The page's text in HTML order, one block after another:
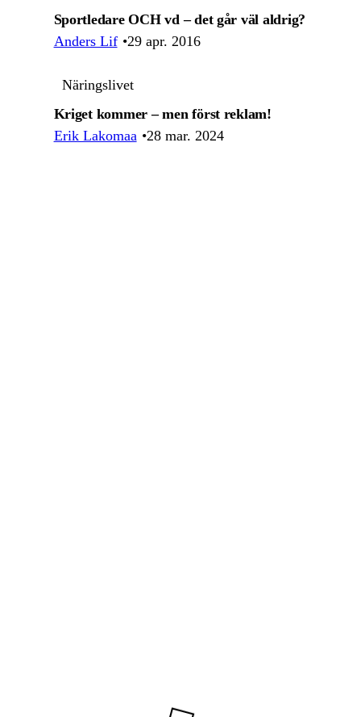
Sportledare OCH vd – det går väl aldrig?
Anders Lif 29 apr. 2016
Näringslivet
Kriget kommer – men först reklam!
Erik Lakomaa 28 mar. 2024